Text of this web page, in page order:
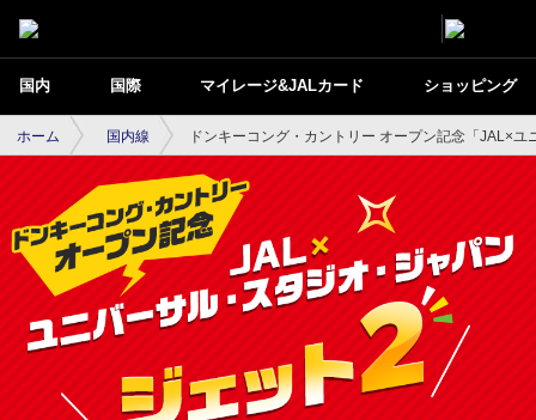
国内 国際 マイレージ&JALカード ショッピング
ホーム 国内線 ドンキーコング・カントリー オープン記念「JAL×